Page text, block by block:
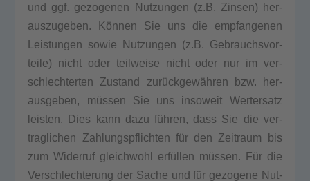
und ggf. gezo­ge­nen Nut­zun­gen (z.B. Zin­sen) her­
aus­zu­ge­ben. Können Sie uns die emp­fan­ge­nen
Leis­tun­gen sowie Nut­zun­gen (z.B. Gebrauchs­vor­
tei­le) nicht oder teil­wei­se nicht oder nur im ver­
schlech­ter­ten Zustand zurückgewähren bzw. her­
aus­ge­ben, müssen Sie uns inso­weit Wer­ter­satz
leis­ten. Dies kann dazu führen, dass Sie die ver­
trag­li­chen Zah­lungs­pflich­ten für den Zeit­raum bis
zum Wider­ruf gleich­wohl erfüllen müssen. Für die
Ver­schlech­te­rung der Sache und für gezo­ge­ne Nut­